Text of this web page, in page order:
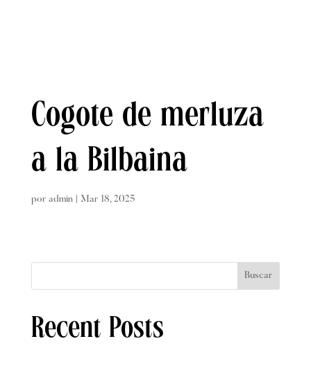
Cogote de merluza
a la Bilbaina
por admin| Mar 18, 2025
Buscar
Recent Posts